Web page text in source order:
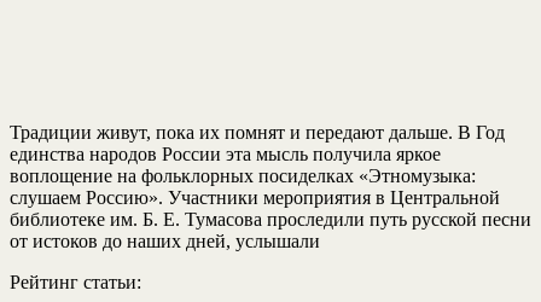
Традиции живут, пока их помнят и передают дальше. В Год
единства народов России эта мысль получила яркое
воплощение на фольклорных посиделках «Этномузыка:
слушаем Россию». Участники мероприятия в Центральной
библиотеке им. Б. Е. Тумасова проследили путь русской песни
от истоков до наших дней, услышали
Рейтинг статьи: